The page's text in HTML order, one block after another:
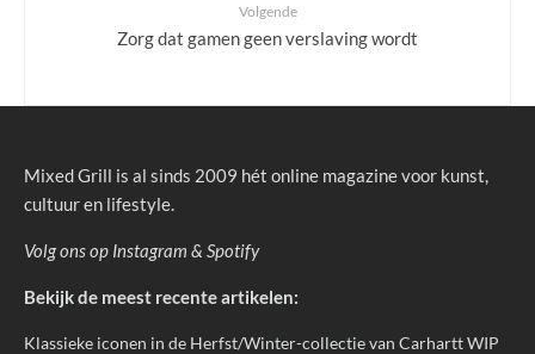
Volgende
Zorg dat gamen geen verslaving wordt
Mixed Grill is al sinds 2009 hét online magazine voor kunst,
cultuur en lifestyle.
Volg ons op Instagram & Spotify
Bekijk de meest recente artikelen:
Klassieke iconen in de Herfst/Winter-collectie van Carhartt WIP